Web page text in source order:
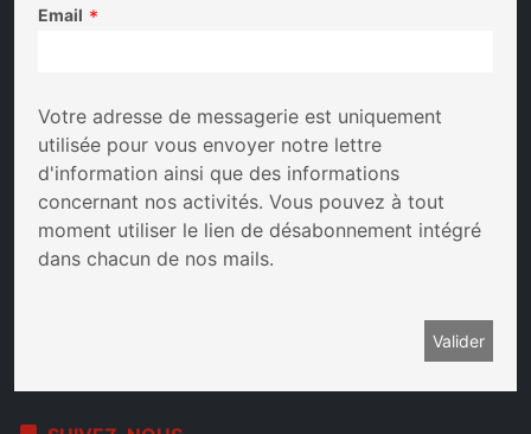
Email *
Votre adresse de messagerie est uniquement
utilisée pour vous envoyer notre lettre
d'information ainsi que des informations
concernant nos activités. Vous pouvez à tout
moment utiliser le lien de désabonnement intégré
dans chacun de nos mails.